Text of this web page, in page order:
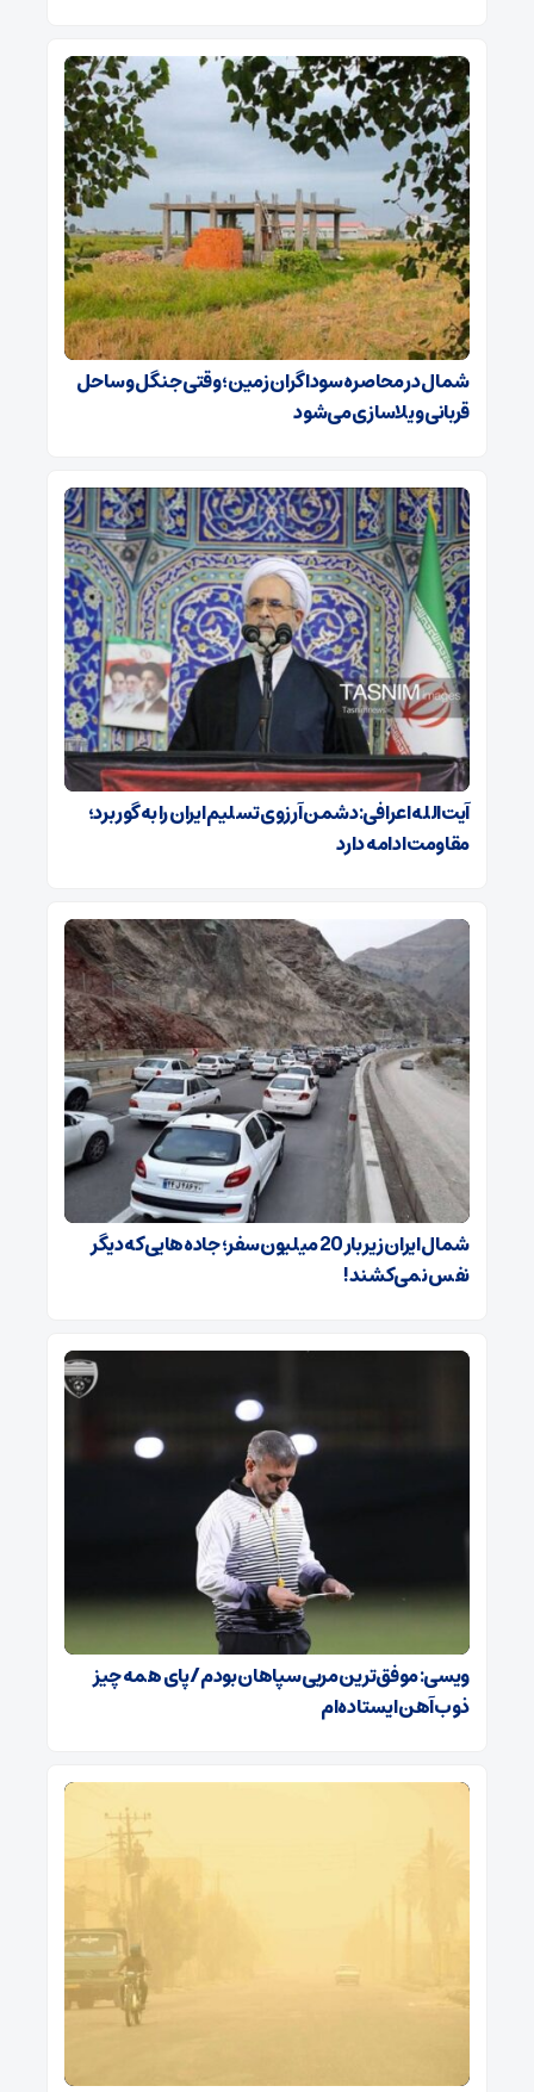
شمال در محاصره سوداگران زمین؛ وقتی جنگل و ساحل
قربانی ویلاسازی می‌شود
آیت‌الله اعرافی:دشمن آرزوی تسلیم ایران را به گور برد؛
مقاومت ادامه دارد
شمال ایران زیر بار 20 میلیون سفر؛ جاده‌هایی که دیگر
نفس نمی‌کشند!
ویسی: موفق‌ترین مربی سپاهان بودم/ پای همه چیز
ذوب‌آهن ایستاده‌ام